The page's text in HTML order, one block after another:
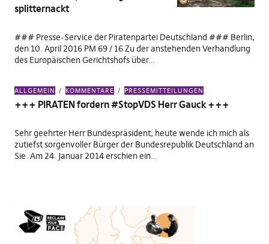
splitternackt
### Presse-Service der Piratenpartei Deutschland ### Berlin,
den 10. April 2016 PM 69 / 16 Zu der anstehenden Verhandlung
des Europäischen Gerichtshofs über…
ALLGEMEIN KOMMENTARE PRESSEMITTEILUNGEN
+++ PIRATEN fordern #StopVDS Herr Gauck +++
Sehr geehrter Herr Bundespräsident, heute wende ich mich als
zutiefst sorgenvoller Bürger der Bundesrepublik Deutschland an
Sie. Am 24. Januar 2014 erschien ein…